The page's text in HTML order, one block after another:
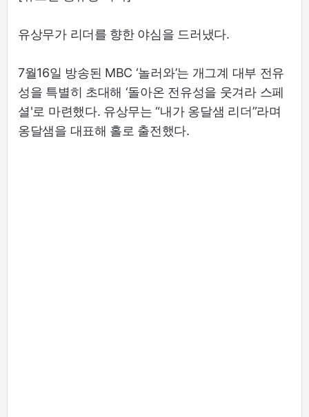
유상무가 리더를 향한 야심을 드러냈다.
7월16일 방송된 MBC ‘놀러와’는 개그계 대부 전유
성을 특별히 초대해 ‘돌아온 전유성을 웃겨라 스페
셜'로 마련했다. 유상무는 “내가 옹달샘 리더”라며
옹달샘을 대표해 홀로 출전했다.